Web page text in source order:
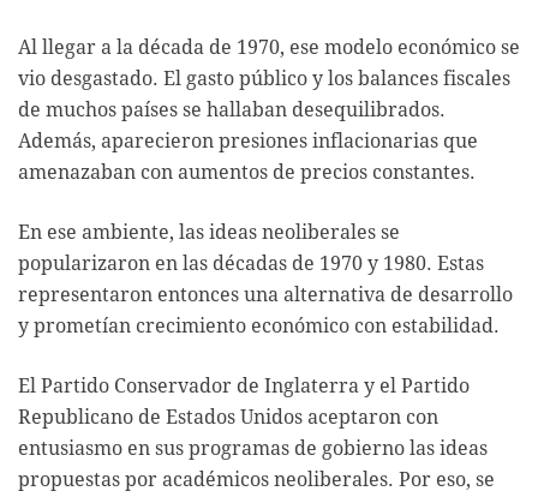
Al llegar a la década de 1970, ese modelo económico se
vio desgastado. El gasto público y los balances fiscales
de muchos países se hallaban desequilibrados.
Además, aparecieron presiones inflacionarias que
amenazaban con aumentos de precios constantes.
En ese ambiente, las ideas neoliberales se
popularizaron en las décadas de 1970 y 1980. Estas
representaron entonces una alternativa de desarrollo
y prometían crecimiento económico con estabilidad.
El Partido Conservador de Inglaterra y el Partido
Republicano de Estados Unidos aceptaron con
entusiasmo en sus programas de gobierno las ideas
propuestas por académicos neoliberales. Por eso, se